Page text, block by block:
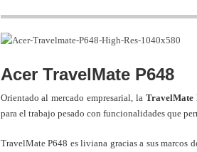
Acer TravelMate P648
Orientado al mercado empresarial, laTravelMate
para el trabajo pesado con funcionalidades que
TravelMate P648 es liviana gracias a sus marcos